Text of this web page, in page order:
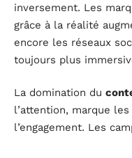
inversement. Les
grâce à la réalité
encore les réseaux
toujours plus
La domination du
l’attention, marque
l’engagement. Les